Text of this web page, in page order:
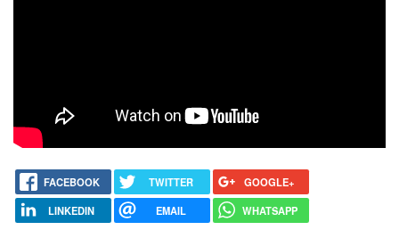
FACEBOOK TWITTER
GOOGLE+
LINKEDIN
EMAIL WHATSAPP